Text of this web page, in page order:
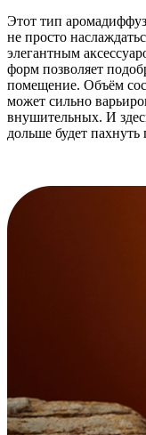
Этот тип
не просто
элегантным
форм позволяет
помещение. Объём
может сильно
внушительных. И
дольше будет